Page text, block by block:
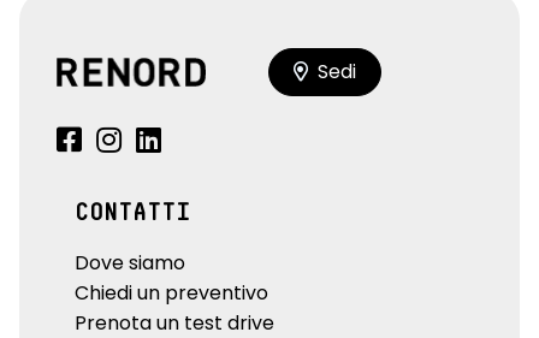
Sedi
CONTATTI
Dove siamo
Chiedi un preventivo
Prenota un test drive